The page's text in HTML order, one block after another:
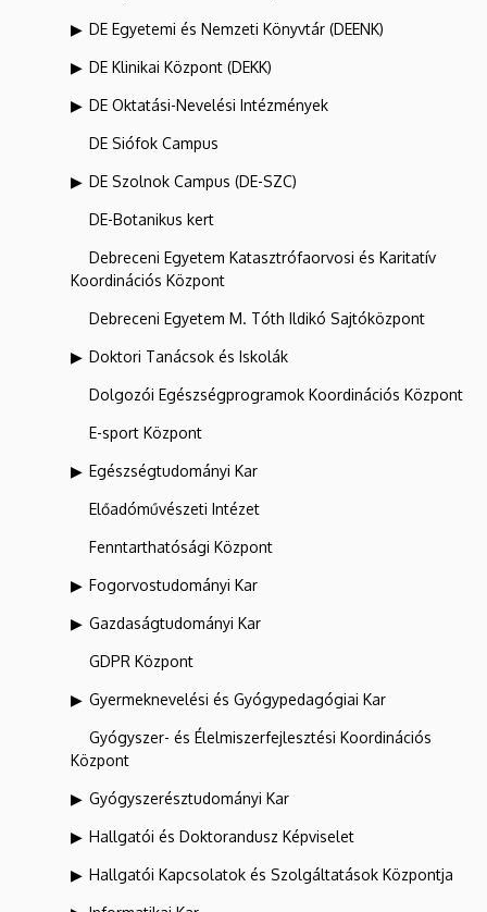
DE Egyetemi és Nemzeti Könyvtár (DEENK)
DE Klinikai Központ (DEKK)
DE Oktatási-Nevelési Intézmények
DE Siófok Campus
DE Szolnok Campus (DE-SZC)
DE-Botanikus kert
Debreceni Egyetem Katasztrófaorvosi és Karitatív
Koordinációs Központ
Debreceni Egyetem M. Tóth Ildikó Sajtóközpont
Doktori Tanácsok és Iskolák
Dolgozói Egészségprogramok Koordinációs Központ
E-sport Központ
Egészségtudományi Kar
Előadóművészeti Intézet
Fenntarthatósági Központ
Fogorvostudományi Kar
Gazdaságtudományi Kar
GDPR Központ
Gyermeknevelési és Gyógypedagógiai Kar
Gyógyszer- és Élelmiszerfejlesztési Koordinációs
Központ
Gyógyszerésztudományi Kar
Hallgatói és Doktorandusz Képviselet
Hallgatói Kapcsolatok és Szolgáltatások Központja